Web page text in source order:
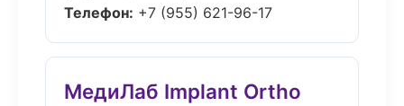
Телефон: +7 (955) 621-96-17
МедиЛаб Implant Ortho